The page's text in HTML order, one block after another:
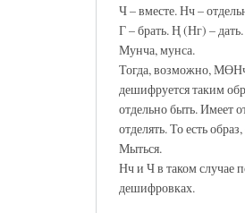
Ч – вместе. Нч –
Г – брать. Ң (Нг) – дать.
Мунча, мунса.
Тогда, возможно,
дешифруется таким
отдельно быть. Имеет
отделять. То есть
Мыться.
Нч и Ч в таком случае
дешифровках.